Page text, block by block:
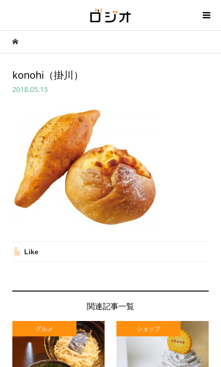
konohi（掛川）
2018.05.15
Like
関連記事一覧
グルメ ショップ